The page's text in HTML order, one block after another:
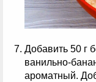
Добавить 50 г
ванильно-
ароматный.